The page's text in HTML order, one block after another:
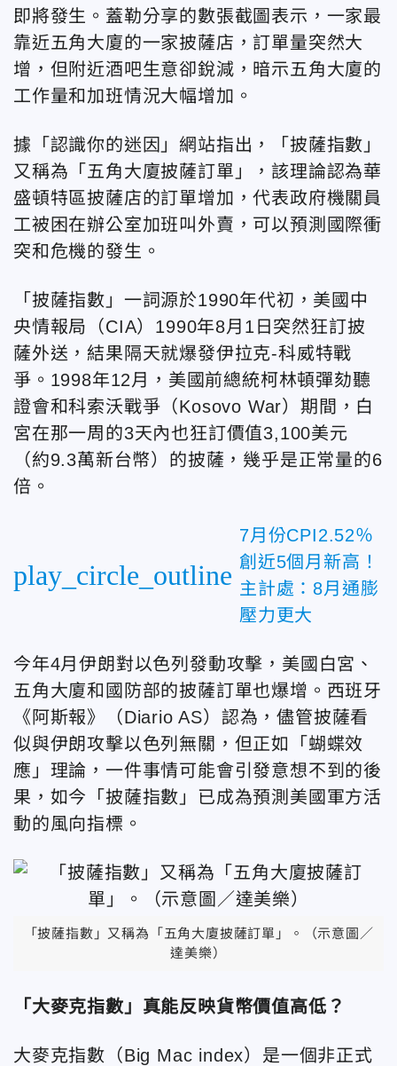
即將發生。蓋勒分享的數張截圖表示，一家最
靠近五角大廈的一家披薩店，訂單量突然大
增，但附近酒吧生意卻銳減，暗示五角大廈的
工作量和加班情況大幅增加。
據「認識你的迷因」網站指出，「披薩指數」
又稱為「五角大廈披薩訂單」，該理論認為華
盛頓特區披薩店的訂單增加，代表政府機關員
工被困在辦公室加班叫外賣，可以預測國際衝
突和危機的發生。
「披薩指數」一詞源於1990年代初，美國中
央情報局（CIA）1990年8月1日突然狂訂披
薩外送，結果隔天就爆發伊拉克-科威特戰
爭。1998年12月，美國前總統柯林頓彈劾聽
證會和科索沃戰爭（Kosovo War）期間，白
宮在那一周的3天內也狂訂價值3,100美元
（約9.3萬新台幣）的披薩，幾乎是正常量的6
倍。
play_circle_outline
7月份CPI2.52％
創近5個月新高！
主計處：8月通膨
壓力更大
今年4月伊朗對以色列發動攻擊，美國白宮、
五角大廈和國防部的披薩訂單也爆增。西班牙
《阿斯報》（Diario AS）認為，儘管披薩看
似與伊朗攻擊以色列無關，但正如「蝴蝶效
應」理論，一件事情可能會引發意想不到的後
果，如今「披薩指數」已成為預測美國軍方活
動的風向指標。
「披薩指數」又稱為「五角大廈披薩訂單」。（示意圖／
達美樂）
「大麥克指數」真能反映貨幣價值高低？
大麥克指數（Big Mac index）是一個非正式